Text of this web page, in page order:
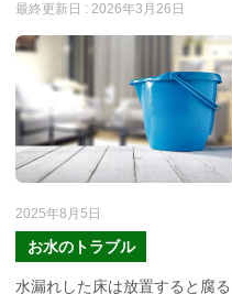
最終更新日 : 2026年3月26日
2025年8月5日
お水のトラブル
水漏れした床は放置すると腐る